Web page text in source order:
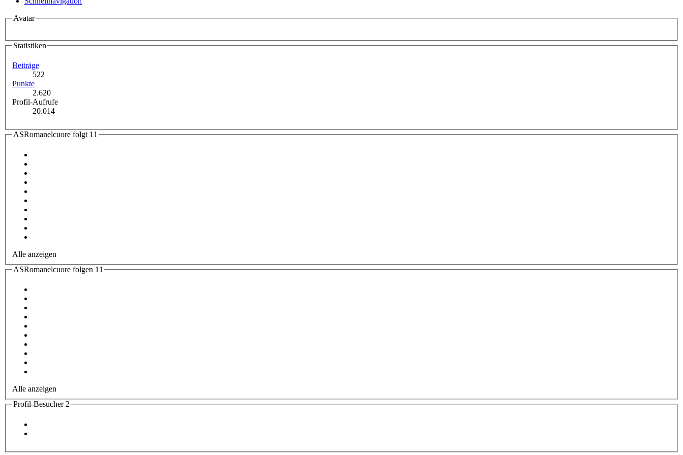
Avatar
Statistiken
Beiträge
522
Punkte
2.620
Profil-Aufrufe
20.014
ASRomanelcuore folgt 11
Alle anzeigen
ASRomanelcuore folgen 11
Alle anzeigen
Profil-Besucher 2